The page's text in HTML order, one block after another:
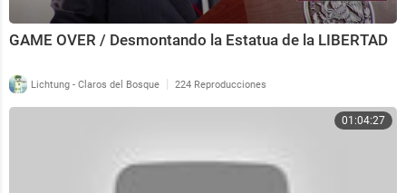
GAME OVER / Desmontando la Estatua de la LIBERTAD
Lichtung - Claros del Bosque | 224 Reproducciones
01:04:27